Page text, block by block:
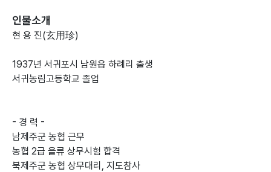
인물소개
현 용 진(玄用珍)
1937년 서귀포시 남원읍 하례리 출생
서귀농림고등학교 졸업
- 경 력 -
남제주군 농협 근무
농협 2급 을류 상무시험 합격
북제주군 농협 상무대리, 지도참사